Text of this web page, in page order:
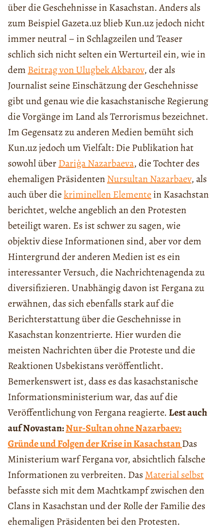
über die Geschehnisse in Kasachstan. Anders als
zum Beispiel Gazeta.uz blieb Kun.uz jedoch nicht
immer neutral – in Schlagzeilen und Teaser
schlich sich nicht selten ein Werturteil ein, wie in
dem Beitrag von Ulugbek Akbarov, der als
Journalist seine Einschätzung der Geschehnisse
gibt und genau wie die kasachstanische Regierung
die Vorgänge im Land als Terrorismus bezeichnet.
Im Gegensatz zu anderen Medien bemüht sich
Kun.uz jedoch um Vielfalt: Die Publikation hat
sowohl überDariģa Nazarbaeva, die Tochter des
ehemaligen PräsidentenNursultan Nazarbaev, als
auch über diekriminellen Elemente in Kasachstan
berichtet, welche angeblich an den Protesten
beteiligt waren. Es ist schwer zu sagen, wie
objektiv diese Informationen sind, aber vor dem
Hintergrund der anderen Medien ist es ein
interessanter Versuch, die Nachrichtenagenda zu
diversifizieren. Unabhängig davon ist Fergana zu
erwähnen, das sich ebenfalls stark auf die
Berichterstattung über die Geschehnisse in
Kasachstan konzentrierte. Hier wurden die
meisten Nachrichten über die Proteste und die
Reaktionen Usbekistans veröffentlicht.
Bemerkenswert ist, dass es das kasachstanische
Informationsministerium war, das auf die
Veröffentlichung von Fergana reagierte. Lest auch
auf Novastan:Nur-Sultan ohne Nazarbaev:
Gründe und Folgen der Krise in KasachstanDas
Ministerium warf Fergana vor, absichtlich falsche
Informationen zu verbreiten. Das Material selbst
befasste sich mit dem Machtkampf zwischen den
Clans in Kasachstan und der Rolle der Familie des
ehemaligen Präsidenten bei den Protesten.